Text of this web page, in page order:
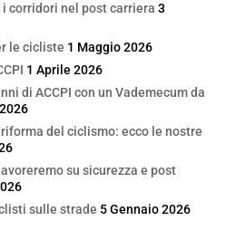
corridori nel post carriera 3
le cicliste 1 Maggio 2026
1 Aprile 2026
di ACCPI con un Vademecum da
riforma del ciclismo: ecco le nostre
su sicurezza e post
sulle strade 5 Gennaio 2026